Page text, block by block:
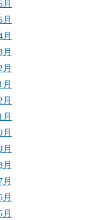
月
月
月
月
月
月
月
月
月
月
月
月
月
月